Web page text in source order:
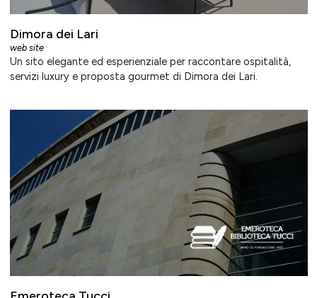
Dimora dei Lari
web site
Un sito elegante ed esperienziale per raccontare ospitalità,
servizi luxury e proposta gourmet di Dimora dei Lari.